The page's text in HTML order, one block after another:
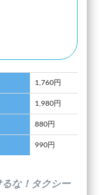
1,760円
1,980円
880円
990円
な！タクシー